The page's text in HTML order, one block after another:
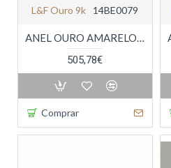
L&f Ouro 9k 14BE0079
ANEL OURO AMARELO 9K
505,78€
Comprar